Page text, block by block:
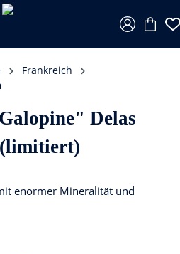
Frankreich
Delas
(limitiert)
enormer Mineralität und